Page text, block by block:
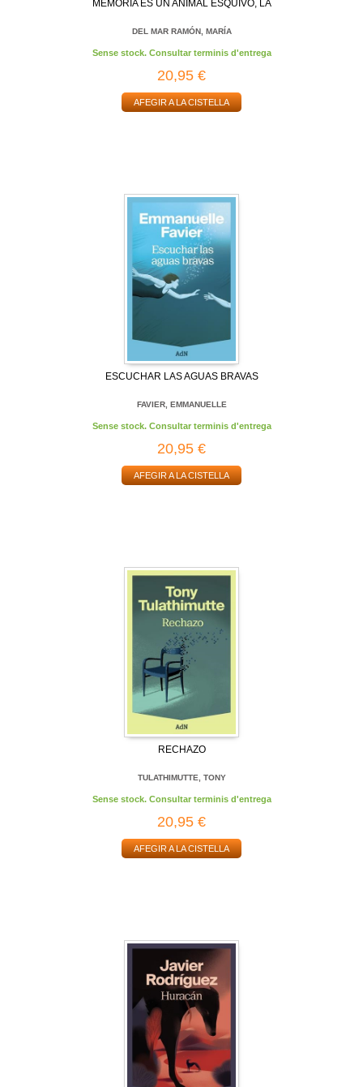
MEMORIA ES UN ANIMAL ESQUIVO, LA
DEL MAR RAMÓN, MARÍA
Sense stock. Consultar terminis d'entrega
20,95 €
AFEGIR A LA CISTELLA
ESCUCHAR LAS AGUAS BRAVAS
FAVIER, EMMANUELLE
Sense stock. Consultar terminis d'entrega
20,95 €
AFEGIR A LA CISTELLA
RECHAZO
TULATHIMUTTE, TONY
Sense stock. Consultar terminis d'entrega
20,95 €
AFEGIR A LA CISTELLA